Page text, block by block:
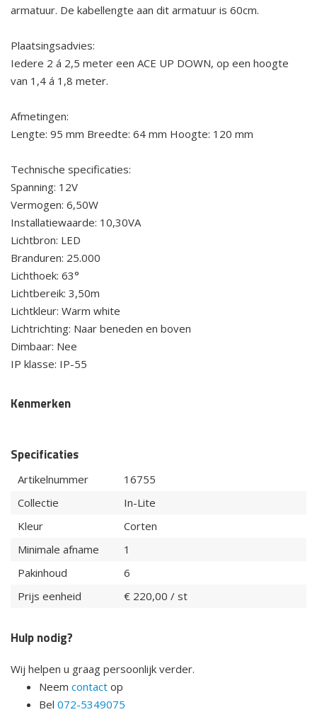
armatuur. De kabellengte aan dit armatuur is 60cm.
Plaatsingsadvies:
Iedere 2 á 2,5 meter een ACE UP DOWN, op een hoogte
van 1,4 á 1,8 meter.
Afmetingen:
Lengte: 95 mm Breedte: 64 mm Hoogte: 120 mm
Technische specificaties:
Spanning: 12V
Vermogen: 6,50W
Installatiewaarde: 10,30VA
Lichtbron: LED
Branduren: 25.000
Lichthoek: 63°
Lichtbereik: 3,50m
Lichtkleur: Warm white
Lichtrichting: Naar beneden en boven
Dimbaar: Nee
IP klasse: IP-55
Kenmerken
Specificaties
Artikelnummer
16755
Collectie
In-Lite
Kleur
Corten
Minimale afname
1
Pakinhoud
6
Prijs eenheid
€ 220,00 / st
Hulp nodig?
Wij helpen u graag persoonlijk verder.
Neem contact op
Bel 072-5349075